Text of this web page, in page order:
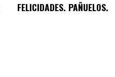
FELICIDADES. PAÑUELOS.